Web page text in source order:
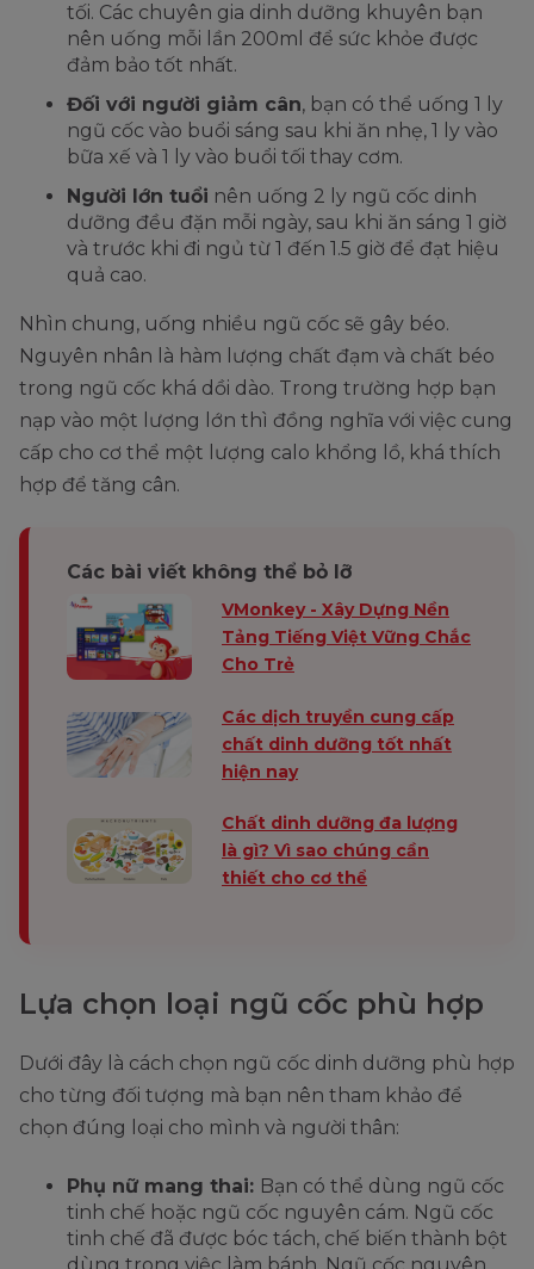
tối. Các chuyên gia dinh dưỡng khuyên bạn
nên uống mỗi lần 200ml để sức khỏe được
đảm bảo tốt nhất.
Đối với người giảm cân, bạn có thể uống 1 ly
ngũ cốc vào buổi sáng sau khi ăn nhẹ, 1 ly vào
bữa xế và 1 ly vào buổi tối thay cơm.
Người lớn tuổi nên uống 2 ly ngũ cốc dinh
dưỡng đều đặn mỗi ngày, sau khi ăn sáng 1 giờ
và trước khi đi ngủ từ 1 đến 1.5 giờ để đạt hiệu
quả cao.
Nhìn chung, uống nhiều ngũ cốc sẽ gây béo.
Nguyên nhân là hàm lượng chất đạm và chất béo
trong ngũ cốc khá dồi dào. Trong trường hợp bạn
nạp vào một lượng lớn thì đồng nghĩa với việc cung
cấp cho cơ thể một lượng calo khổng lồ, khá thích
hợp để tăng cân.
Các bài viết không thể bỏ lỡ
VMonkey - Xây Dựng Nền
Tảng Tiếng Việt Vững Chắc
Cho Trẻ
Các dịch truyền cung cấp
chất dinh dưỡng tốt nhất
hiện nay
Chất dinh dưỡng đa lượng
là gì? Vì sao chúng cần
thiết cho cơ thể
Lựa chọn loại ngũ cốc phù hợp
Dưới đây là cách chọn ngũ cốc dinh dưỡng phù hợp
cho từng đối tượng mà bạn nên tham khảo để
chọn đúng loại cho mình và người thân:
Phụ nữ mang thai: Bạn có thể dùng ngũ cốc
tinh chế hoặc ngũ cốc nguyên cám. Ngũ cốc
tinh chế đã được bóc tách, chế biến thành bột